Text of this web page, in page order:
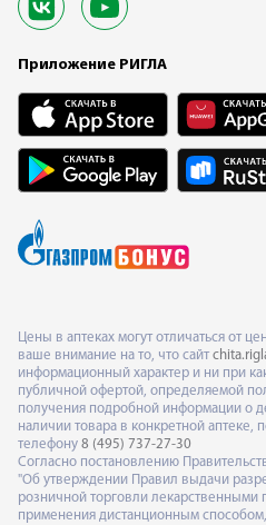
Приложение РИГЛА
Цены в аптеках могут отличаться от
ваше внимание на то, что сайт
информационный характер и ни при
публичной офертой, определяемой
получения подробной информации о
наличии товара в конкретной аптеке,
телефону 8 (495) 737-27-30
Согласно постановлению
"Об утверждении Правил выдачи
розничной торговли лекарственными
применения дистанционным